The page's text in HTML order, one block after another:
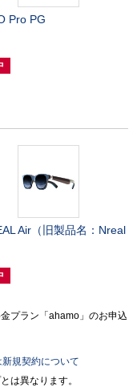
Pro PG
Air（旧製品名：Nreal
プラン「ahamo」のお申込
規契約について
は異なります。